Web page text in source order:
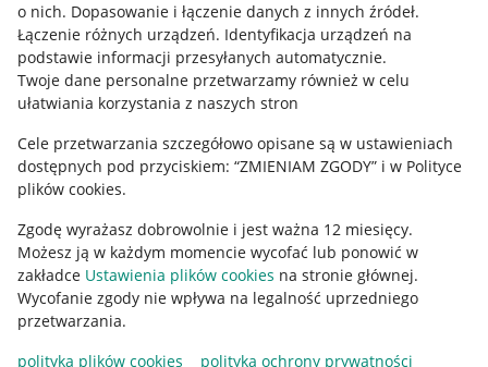
o nich. Dopasowanie i łączenie danych z innych źródeł.
Łączenie różnych urządzeń. Identyfikacja urządzeń na
podstawie informacji przesyłanych automatycznie.
Twoje dane personalne przetwarzamy również w celu
ułatwiania korzystania z naszych stron
Cele przetwarzania szczegółowo opisane są w ustawieniach
dostępnych pod przyciskiem: “ZMIENIAM ZGODY” i w Polityce
plików cookies.
Zgodę wyrażasz dobrowolnie i jest ważna 12 miesięcy.
Możesz ją w każdym momencie wycofać lub ponowić w
zakładce Ustawienia plików cookies na stronie głównej.
Wycofanie zgody nie wpływa na legalność uprzedniego
przetwarzania.
polityka plików cookies
polityka ochrony prywatności
Regulamin
Polityka plików "cookies"
Ustawienia plików "cookies"
Udostępnianie lokalizacji
Informacje dla Aktu o Usługach Cyfrowych
Pobierz aplikację